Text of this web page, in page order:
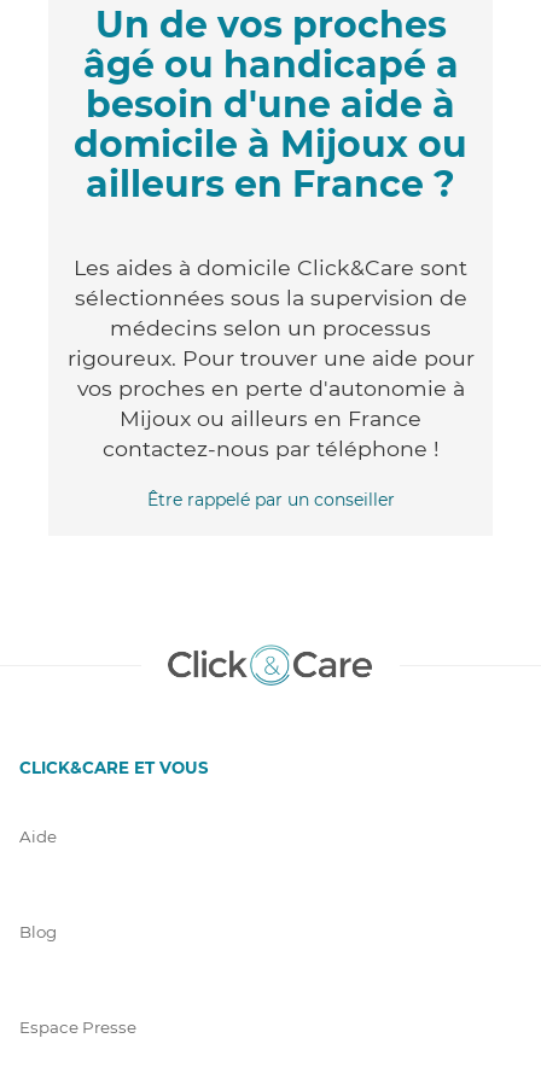
Un de vos proches
âgé ou handicapé a
besoin d'une aide à
domicile à Mijoux ou
ailleurs en France ?
Les aides à domicile Click&Care sont
sélectionnées sous la supervision de
médecins selon un processus
rigoureux. Pour trouver une aide pour
vos proches en perte d'autonomie à
Mijoux ou ailleurs en France
contactez-nous par téléphone !
Être rappelé par un conseiller
CLICK&CARE ET VOUS
Aide
Blog
Espace Presse